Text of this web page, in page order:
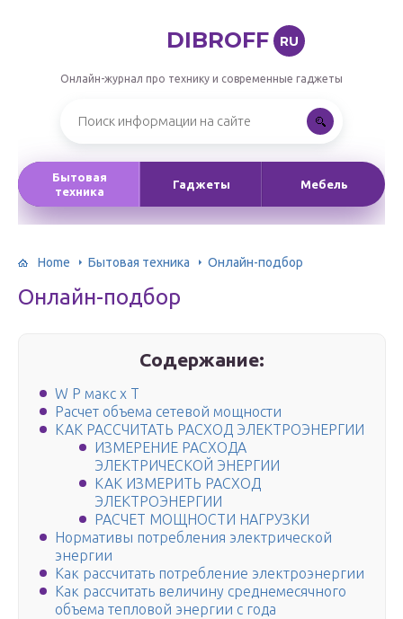
DIBROFF RU
Онлайн-журнал про технику и современные гаджеты
Бытовая
техника
Гаджеты Мебель
Home Бытовая техника Онлайн-подбор
Онлайн-подбор
Содержание:
W P макс х T
Расчет объема сетевой мощности
КАК РАССЧИТАТЬ РАСХОД ЭЛЕКТРОЭНЕРГИИ
ИЗМЕРЕНИЕ РАСХОДА
ЭЛЕКТРИЧЕСКОЙ ЭНЕРГИИ
КАК ИЗМЕРИТЬ РАСХОД
ЭЛЕКТРОЭНЕРГИИ
РАСЧЕТ МОЩНОСТИ НАГРУЗКИ
Нормативы потребления электрической
энергии
Как рассчитать потребление электроэнергии
Как рассчитать величину среднемесячного
объема тепловой энергии с года